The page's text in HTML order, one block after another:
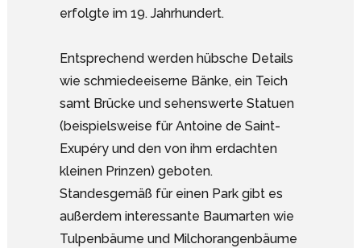
erfolgte im 19. Jahrhundert.
Entsprechend werden hübsche Details
wie schmiedeeiserne Bänke, ein Teich
samt Brücke und sehenswerte Statuen
(beispielsweise für Antoine de Saint-
Exupéry und den von ihm erdachten
kleinen Prinzen) geboten.
Standesgemäß für einen Park gibt es
außerdem interessante Baumarten wie
Tulpenbäume und Milchorangenbäume